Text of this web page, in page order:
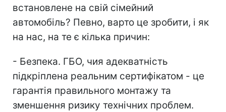
встановлене на свій сімейний
автомобіль? Певно, варто це зробити, і як
на нас, на те є кілька причин:
- Безпека. ГБО, чия адекватність
підкріплена реальним сертифікатом - це
гарантія правильного монтажу та
зменшення ризику технічних проблем.